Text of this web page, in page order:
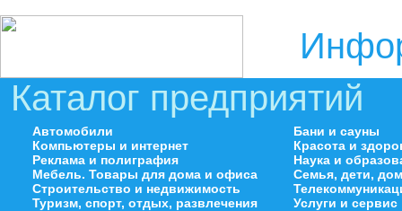
Каталог предприятий
Автомобили
Компьютеры и интернет
Реклама и полиграфия
Мебель. Товары для дома и офиса
Строительство и недвижимость
Туризм, спорт, отдых, развлечения
Бани и сауны
Красота и
Наука и
Семья, дети,
Услуги и сервис